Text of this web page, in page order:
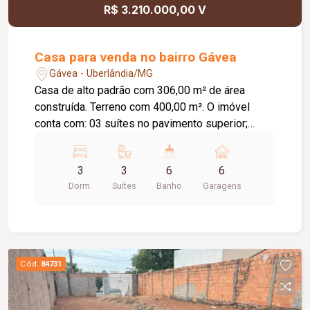
R$ 3.210.000,00 V
Casa para venda no bairro Gávea
Gávea - Uberlândia/MG
Casa de alto padrão com 306,00 m² de área
construída. Terreno com 400,00 m². O imóvel
conta com: 03 suítes no pavimento superior;
privativo; 06 banheiros, sendo 03 nas suítes e 03
no pavimento térreo; Sala ampla com ambientes
integrados; Área gourmet espaçosa; Piscina com
Jardins automatizados; Paisagismo completo;
Zenital em blindex com abertura automática;
Portas e janelas automatizadas; Sistema de
energia fotovoltaica; Projeto luminotécnico
3
Dorm.
3
Suítes
6
Banho
6
Garagens
Cód. 84731